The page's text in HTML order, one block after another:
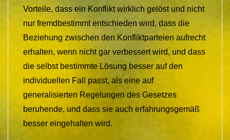
Vorteile, dass ein Konflikt wirklich gelöst und nicht
nur fremdbestimmt entschieden wird, dass die
Beziehung zwischen den Konfliktparteien aufrecht
erhalten, wenn nicht gar verbessert wird, und dass
die selbst bestimmte Lösung besser auf den
individuellen Fall passt, als eine auf
generalisierten Regelungen des Gesetzes
beruhende, und dass sie auch erfahrungsgemäß
besser eingehalten wird.